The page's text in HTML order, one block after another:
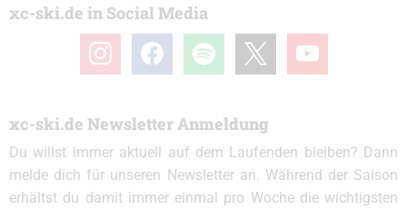
xc-ski.de in Social Media
instagramfacebook spotify youtube
xc-ski.de Newsletter Anmeldung
Du willst immer aktuell auf dem Laufenden bleiben? Dann
melde dich für unseren Newsletter an. Während der Saison
erhältst du damit immer einmal pro Woche die wichtigsten